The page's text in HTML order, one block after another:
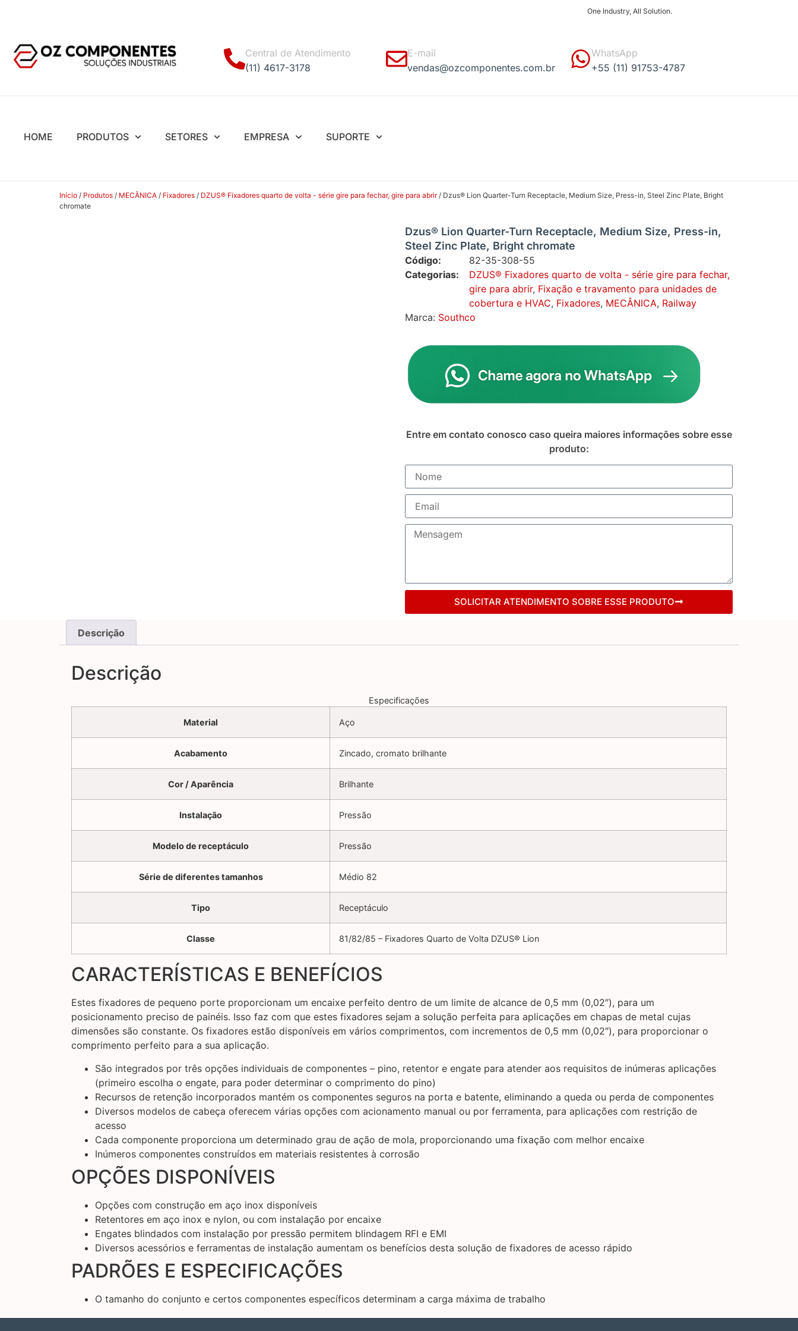
One Industry, All Solution.
Central de Atendimento
(11) 4617-3178
E-mail
vendas@ozcomponentes.com.br
WhatsApp
+55 (11) 91753-4787
HOME PRODUTOS SETORES EMPRESA SUPORTE
Início / Produtos / MECÂNICA / Fixadores / DZUS® Fixadores quarto de volta - série gire para fechar, gire para abrir/ Dzus® Lion Quarter-Turn Receptacle, Medium Size, Press-in, Steel Zinc Plate, Bright
chromate
Dzus® Lion Quarter-Turn Receptacle, Medium Size, Press-in,
Steel Zinc Plate, Bright chromate
Código:
82-35-308-55
Categorias:
DZUS® Fixadores quarto de volta - série gire para fechar,
gire para abrir, Fixação e travamento para unidades de
cobertura e HVAC, Fixadores, MECÂNICA, Railway
Marca: Southco
Entre em contato conosco caso queira maiores informações sobre esse
produto:
SOLICITAR ATENDIMENTO SOBRE ESSE PRODUTO
Descrição
Descrição
Especificações
Material Aço
Acabamento Zincado, cromato brilhante
Cor / Aparência Brilhante
Instalação Pressão
Modelo de receptáculo Pressão
Série de diferentes tamanhos Médio 82
Tipo Receptáculo
Classe 81/82/85 – Fixadores Quarto de Volta DZUS® Lion
CARACTERÍSTICAS E BENEFÍCIOS
Estes fixadores de pequeno porte proporcionam um encaixe perfeito dentro de um limite de alcance de 0,5 mm (0,02″), para um
posicionamento preciso de painéis. Isso faz com que estes fixadores sejam a solução perfeita para aplicações em chapas de metal cujas
dimensões são constante. Os fixadores estão disponíveis em vários comprimentos, com incrementos de 0,5 mm (0,02″), para proporcionar o
comprimento perfeito para a sua aplicação.
São integrados por três opções individuais de componentes – pino, retentor e engate para atender aos requisitos de inúmeras aplicações
(primeiro escolha o engate, para poder determinar o comprimento do pino)
Recursos de retenção incorporados mantém os componentes seguros na porta e batente, eliminando a queda ou perda de componentes
Diversos modelos de cabeça oferecem várias opções com acionamento manual ou por ferramenta, para aplicações com restrição de
acesso
Cada componente proporciona um determinado grau de ação de mola, proporcionando uma fixação com melhor encaixe
Inúmeros componentes construídos em materiais resistentes à corrosão
OPÇÕES DISPONÍVEIS
Opções com construção em aço inox disponíveis
Retentores em aço inox e nylon, ou com instalação por encaixe
Engates blindados com instalação por pressão permitem blindagem RFI e EMI
Diversos acessórios e ferramentas de instalação aumentam os benefícios desta solução de fixadores de acesso rápido
PADRÕES E ESPECIFICAÇÕES
O tamanho do conjunto e certos componentes específicos determinam a carga máxima de trabalho